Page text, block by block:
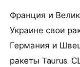
Франция и
Украине свои
Германия и
ракеты Taurus.